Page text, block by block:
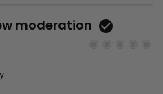
moderation 